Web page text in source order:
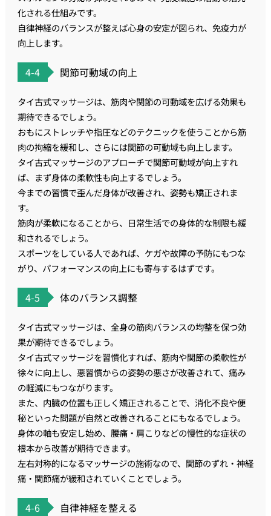
化される仕組みです。
自律神経のバランスが整えば心身の安定が図られ、免疫力が
向上します。
4-4 関節可動域の向上
タイ古式マッサージは、筋肉や関節の可動域を広げる効果も
期待できるでしょう。
おもにストレッチや指圧などのテクニックを使うことから筋
肉の拘縮を緩和し、さらには関節の可動域も向上します。
タイ古式マッサージのアプローチで関節可動域が向上 すれ
ば、まず身体の柔軟性も向上するでしょう。
今までの習慣で歪んだ身体が改善され、姿勢も矯正されま
す。
筋肉が柔軟になることから、日常生活での身体的な制限も緩
和されるでしょう。
スポーツをしている人であれば、ケガや故障の予防にもつな
がり、パフォーマンスの向上にも寄与するはずです。
4-5 体のバランス調整
タイ古式マッサージは、全身の筋肉バランスの均整を保つ効
果が期待できるでしょう。
タイ古式マッサージを習慣化すれば、 筋肉や関節の柔軟性が
徐々に向上し 、悪習慣からの姿勢の悪さが改善されて、痛み
の軽減にもつながります。
また、内臓の位置も正しく矯正されることで、消化不良や便
秘といった問題が自然と改善されることにもなるでしょう。
身体の軸も安定し始め、腰痛・肩こりなどの慢性的な症状の
根本から改善が期待できます。
左右対称的になるマッサージの施術なので、関節のずれ・神経
痛・関節痛が緩和されていくことでしょう。
4-6 自律神経を整える